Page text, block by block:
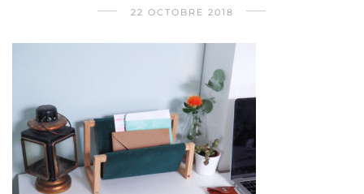
22 OCTOBRE 2018